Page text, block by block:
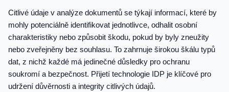
Citlivé údaje v analýze dokumentů se týkají informací, které by
mohly potenciálně identifikovat jednotlivce, odhalit osobní
charakteristiky nebo způsobit škodu, pokud by byly zneužity
nebo zveřejněny bez souhlasu. To zahrnuje širokou škálu typů
dat, z nichž každé má jedinečné důsledky pro ochranu
soukromí a bezpečnost. Přijetí technologie IDP je klíčové pro
udržení důvěrnosti a integrity citlivých údajů.